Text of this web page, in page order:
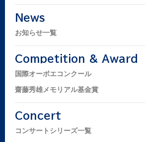
Concert
コンサートシリーズ一覧
News
お知らせ一覧
Competition & Award
国際オーボエコンクール
齋藤秀雄メモリアル基金賞